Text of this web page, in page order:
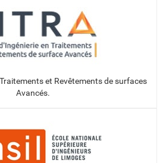
et Revêtements de surfaces
Avancés.